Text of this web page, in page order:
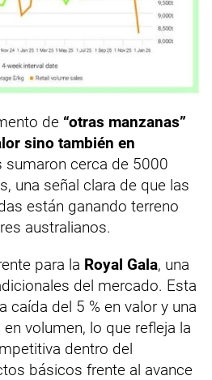
de “otras manzanas”
sino también en
sumaron cerca de 5000
una señal clara de que las
están ganando terreno
australianos.
para la Royal Gala, una
del mercado. Esta
caída del 5 % en valor y una
volumen, lo que refleja la
dentro del
básicos frente al avance